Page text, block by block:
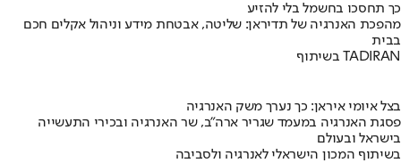
כך תחסכו בחשמל בלי להזיע
מהפכת האנרגיה של תדיראן: שליטה, אבטחת מידע וניהול אקלים חכם
בבית
בשיתוף TADIRAN
בצל איומי איראן: כך נערך משק האנרגיה
פסגת האנרגיה במעמד שגריר ארה"ב, שר האנרגיה ובכירי התעשייה
בישראל ובעולם
בשיתוף המכון הישראלי לאנרגיה ולסביבה